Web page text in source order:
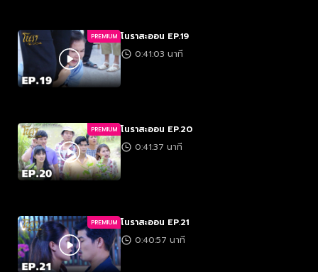
PREMIUM โนราสะออน EP.19
0:41:03 นาที
PREMIUM โนราสะออน EP.20
0:41:37 นาที
PREMIUM โนราสะออน EP.21
0:40:57 นาที